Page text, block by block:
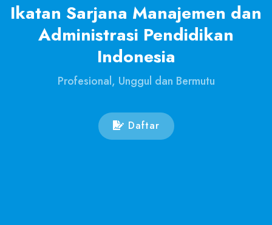
Ikatan Sarjana Manajemen dan
Administrasi Pendidikan
Indonesia
Profesional, Unggul dan Bermutu
Daftar